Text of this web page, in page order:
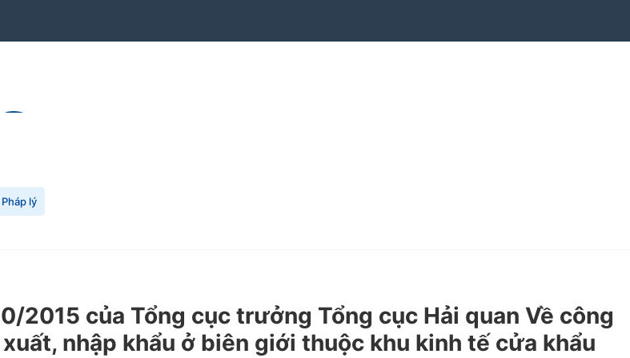
lý
2015 của Tổng cục trưởng Tổng cục Hải quan Về công
nhập khẩu ở biên giới thuộc khu kinh tế cửa khẩu